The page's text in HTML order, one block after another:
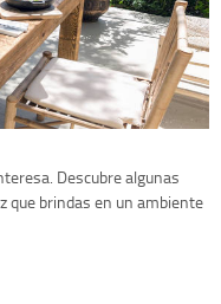
Descubre algunas
que brindas en un ambiente